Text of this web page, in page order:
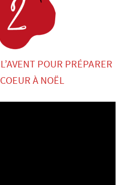
POUR PRÉPARER
À NOËL